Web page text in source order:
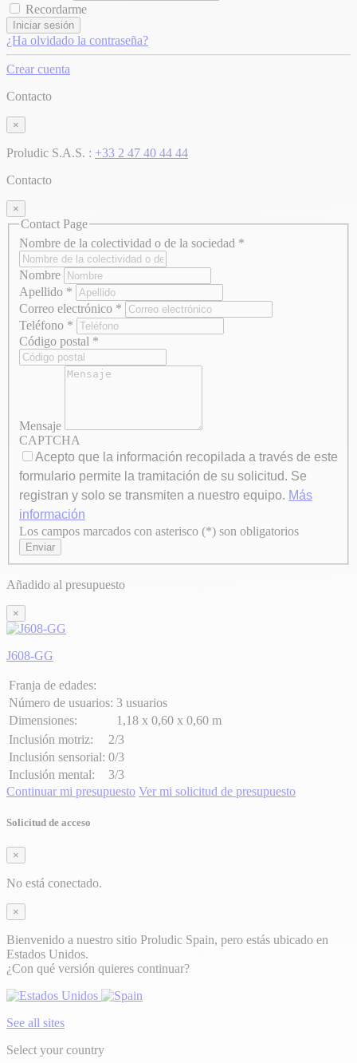
Recordarme
Iniciar sesión
¿Ha olvidado la contraseña?
Crear cuenta
Contacto
×
Proludic S.A.S. : +33 2 47 40 44 44
Contacto
×
Contact Page
Nombre de la colectividad o de la sociedad *
Nombre
Apellido *
Correo electrónico *
Teléfono *
Código postal *
Mensaje
CAPTCHA
Acepto que la información recopilada a través de este
formulario permite la tramitación de su solicitud. Se
registran y solo se transmiten a nuestro equipo. Más
información
Axeptio consent
Los campos marcados con asterisco (*) son obligatorios
Enviar
Añadido al presupuesto
×
J608-GG
Franja de edades:
Número de usuarios: 3 usuarios
Dimensiones:
1,18 x 0,60 x 0,60 m
Inclusión motriz:
2/3
Inclusión sensorial: 0/3
Inclusión mental:
3/3
Continuar mi presupuesto Ver mi solicitud de presupuesto
Solicitud de acceso
×
No está conectado.
×
Bienvenido a nuestro sitio Proludic Spain, pero estás ubicado en
Estados Unidos.
¿Con qué versión quieres continuar?
See all sites
Select your country